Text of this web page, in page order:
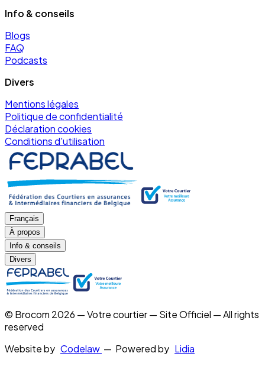
Info & conseils
Blogs
FAQ
Podcasts
Divers
Mentions légales
Politique de confidentialité
Déclaration cookies
Conditions d'utilisation
Français
À propos
Info & conseils
Divers
© Brocom 2026 — Votre courtier — Site Officiel — All rights
reserved
Website by Codelaw — Powered by Lidia